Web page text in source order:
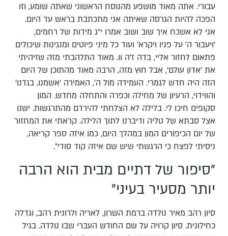
עבורי. אתה מאוד מושפע מהנוסח הראשוני שאתה שומע, וזו
הפכה להיות הגרסה שאיתה אני מתכתבת בראש עד היום.
אני לא אשכח איך שוב ושוב אמרו י״ג מידות של רחמים,
׳ויעבור ה׳ על פניו ויקרא׳ ועוד כל מיני פיוטים ומנגינות שיכולים
פתאום לחזור אליי, בדה ז׳ה וו. מאוד התלהבתי מזה שזיהיתי
את ׳אדון עולם׳, אבל חוץ מזה, הרבה מאוד מהתוכן של היום
הזה היה חדש לגמרי. העמידה מול ה׳, האמירה ׳אשמנו, בגדנו׳
והווידוי, הרעיון של מחילה וכפרה והתחלה מחדש. המון
סקופים חיכו לי. בלילה לא הצלחתי להירדם מהתרגשות. ישנו
אצל סבתא של טליה ודיברנו לתוך הלילה. קראתי את המחזור
של יום הכיפורים המון במהלך היום, כמו איזה ספר קריאה,
ניסיתי לפצח כי הרגשתי שיש שם איזה קוד סודי״.
״סיפור של דתיים מבית הוא הרבה
יותר מסעיר בעיני״
סיון רהב מאיר נולדה ברמת השרון, לאריה ולרונית רהב, וגדלה
כחילונית. סיון קרויה על שם החודש העברי שבו נולדה. בגיל